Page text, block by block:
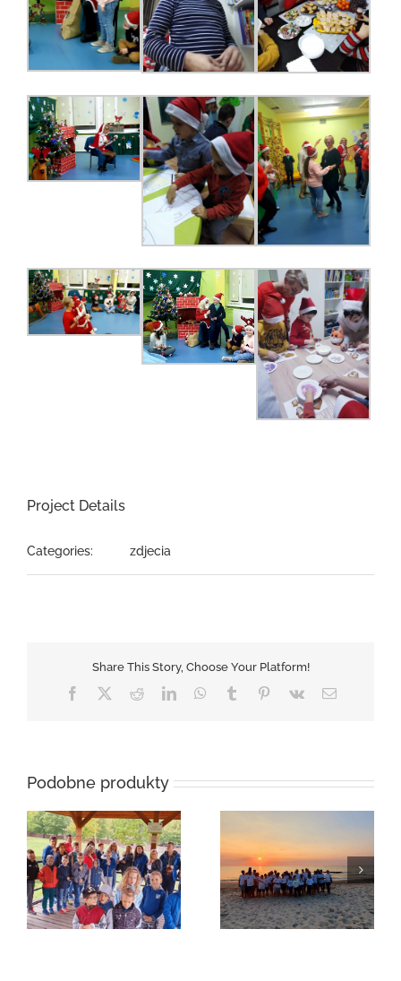
Project Details
Categories: zdjecia
Share This Story, Choose Your Platform!
Facebook RedditLinkedInWhatsApp
Tumblr Pinterest
Vk Email
Podobne produkty
Kolonie letnie 2020
Wycieczka do
Kazimierza Wielkiego
– lato 2020